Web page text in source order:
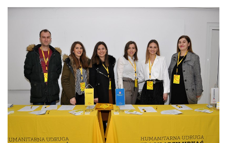
NATJEČAJI
VELEPRODAJA
KONTAKTI
MOJ PROFIL